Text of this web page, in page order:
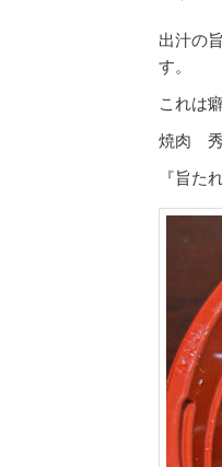
出汁の
す。
これは
焼肉
『旨